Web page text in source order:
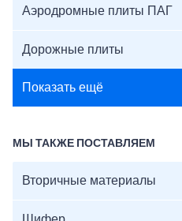
Аэродромные плиты ПАГ
Дорожные плиты
Показать ещё
МЫ ТАКЖЕ ПОСТАВЛЯЕМ
Вторичные материалы